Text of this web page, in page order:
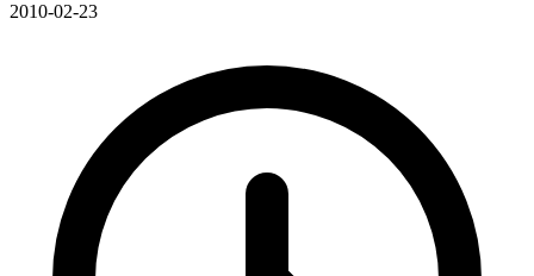
2010-02-23